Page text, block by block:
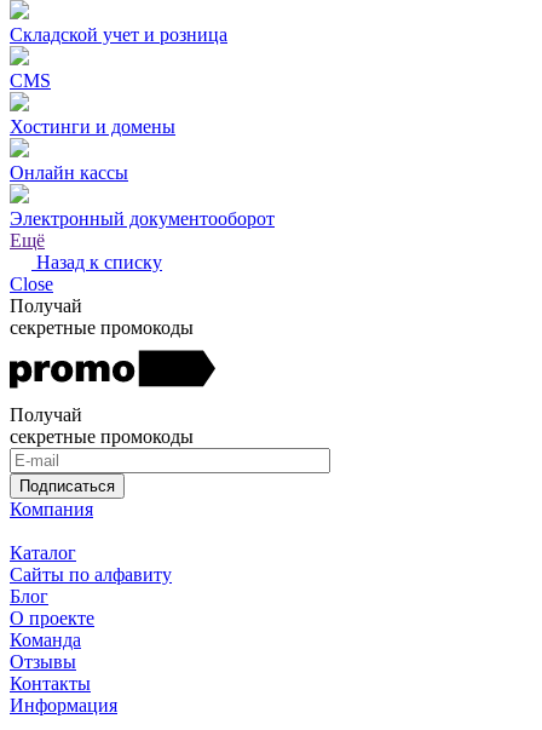
Складской учет и розница
CMS
Хостинги и домены
Онлайн кассы
Электронный документооборот
Ещё
Назад к списку
Close
Получай
секретные промокоды
Получай
секретные промокоды
Подписаться
Компания
Каталог
Сайты по алфавиту
Блог
О проекте
Команда
Отзывы
Контакты
Информация